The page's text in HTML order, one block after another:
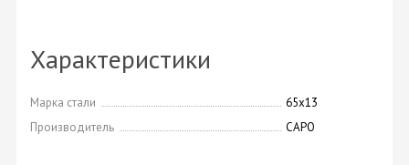
Характеристики
Марка стали
65х13
Производитель
САРО